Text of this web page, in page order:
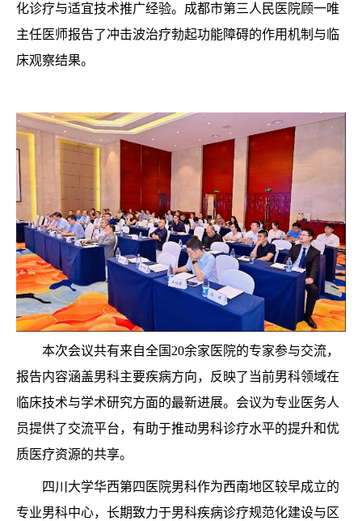
化诊疗与适宜技术推广经验。成都市第三人民医院顾一唯
主任医师报告了冲击波治疗勃起功能障碍的作用机制与临
床观察结果。
本次会议共有来自全国20余家医院的专家参与交流，
报告内容涵盖男科主要疾病方向，反映了当前男科领域在
临床技术与学术研究方面的最新进展。会议为专业医务人
员提供了交流平台，有助于推动男科诊疗水平的提升和优
质医疗资源的共享。
四川大学华西第四医院男科作为西南地区较早成立的
专业男科中心，长期致力于男科疾病诊疗规范化建设与区